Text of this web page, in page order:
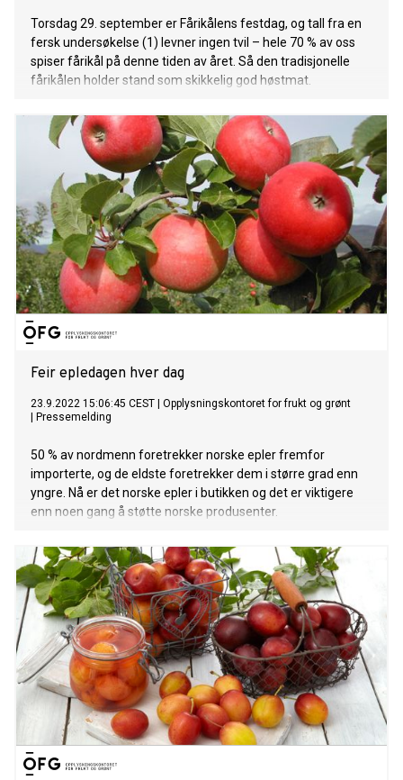
Torsdag 29. september er Fårikålens festdag, og tall fra en
fersk undersøkelse (1) levner ingen tvil – hele 70 % av oss
spiser fårikål på denne tiden av året. Så den tradisjonelle
fårikålen holder stand som skikkelig god høstmat.
Feir epledagen hver dag
23.9.2022 15:06:45 CEST
Opplysningskontoret for frukt og grønt
Pressemelding
50 % av nordmenn foretrekker norske epler fremfor
importerte, og de eldste foretrekker dem i større grad enn
yngre. Nå er det norske epler i butikken og det er viktigere
enn noen gang å støtte norske produsenter.